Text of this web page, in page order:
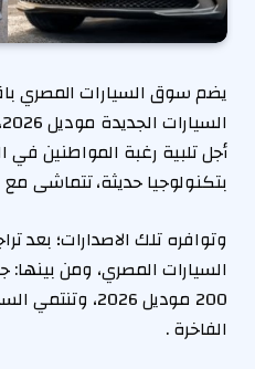
يضم سوق السيارات المصري
أجل تلبية رغبة المواطنين
بتكنولوجيا حديثة، تتماشى
وتوافره تلك الاصدارات؛ بعد
200 موديل 2026،
الفاخرة .